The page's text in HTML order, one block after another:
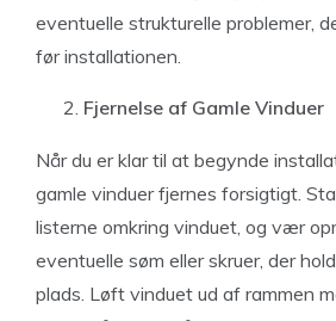
eventuelle strukturelle problemer,
før installationen.
Fjernelse af Gamle Vinduer
Når du er klar til at begynde
gamle vinduer fjernes forsigtigt.
listerne omkring vinduet, og vær
eventuelle søm eller skruer, der
plads. Løft vinduet ud af rammen